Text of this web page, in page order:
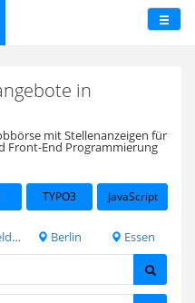
in
mit Stellenanzeigen für
Front-End Programmierung
TYPO3 JavaScript
Berlin Essen